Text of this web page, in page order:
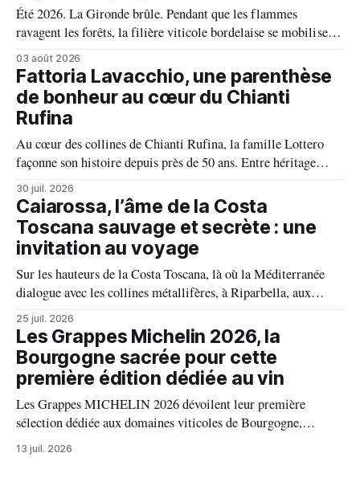
Été 2026. La Gironde brûle. Pendant que les flammes
ravagent les forêts, la filière viticole bordelaise se mobilise,
fait front commun et fait preuve d'une solidarité exemplaire
face aux incendies. Les vignes, sont épargnées et le millésime
s'annonce prometteur. Le feu n'aura pas eu le dernier mot.
03 août 2026
Fattoria Lavacchio, une parenthèse
de bonheur au cœur du Chianti
Rufina
Au cœur des collines de Chianti Rufina, la famille Lottero
façonne son histoire depuis près de 50 ans. Entre héritage
familial, exigence viticole et profond respect du terroir, le
domaine incarne une vision authentique du vin, où chaque
millésime raconte une terre, une passion et un art de vivre.
30 juil. 2026
Caiarossa, l’âme de la Costa
Toscana sauvage et secrète : une
invitation au voyage
Sur les hauteurs de la Costa Toscana, là où la Méditerranée
dialogue avec les collines métallifères, à Riparbella, aux
portes de Bolgheri, Caiarossa cultive une autre idée du grand
vin, celle d'un équilibre vivant entre la terre, les cépages et le
temps.
25 juil. 2026
Les Grappes Michelin 2026, la
Bourgogne sacrée pour cette
première édition dédiée au vin
Les Grappes MICHELIN 2026 dévoilent leur première
sélection dédiée aux domaines viticoles de Bourgogne,
distinguant 94 propriétés pour l’excellence de leurs vins. Au
palmarès : 9 domaines reçoivent trois grappes, 20 deux
13 juil. 2026